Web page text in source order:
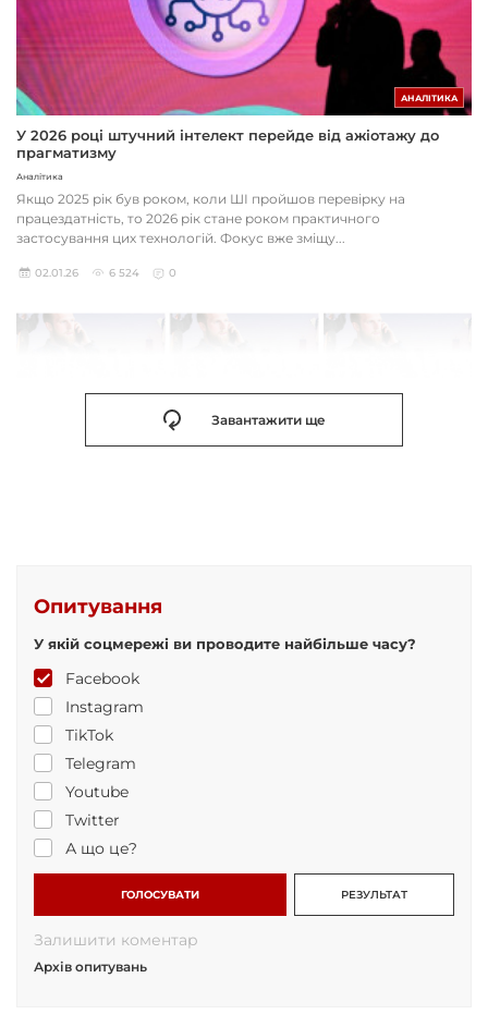
АНАЛІТИКА
У 2026 році штучний інтелект перейде від ажіотажу до
прагматизму
Аналітика
Якщо 2025 рік був роком, коли ШІ пройшов перевірку на
працездатність, то 2026 рік стане роком практичного
застосування цих технологій. Фокус вже зміщу...
02.01.26 6 524 0
Завантажити ще
Опитування
У якій соцмережі ви проводите найбільше часу?
Facebook
Instagram
TikTok
Telegram
Youtube
Twitter
А що це?
ГОЛОСУВАТИ РЕЗУЛЬТАТ
Залишити коментар
Архів опитувань